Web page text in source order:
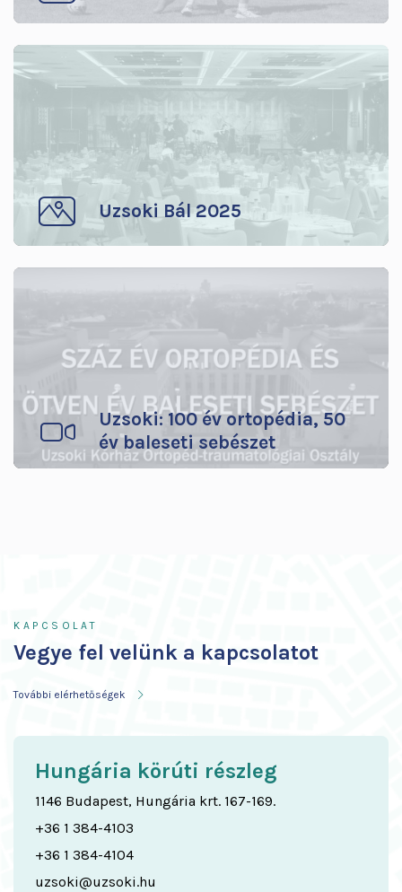
Uzsoki Bál 2025
Uzsoki: 100 év ortopédia, 50
év baleseti sebészet
KAPCSOLAT
KAPCSOLAT
Vegye fel velünk a kapcsolatot
További elérhetőségek
Hungária körúti részleg
1146 Budapest, Hungária krt. 167-169.
+36 1 384-4103
+36 1 384-4104
uzsoki@uzsoki.hu